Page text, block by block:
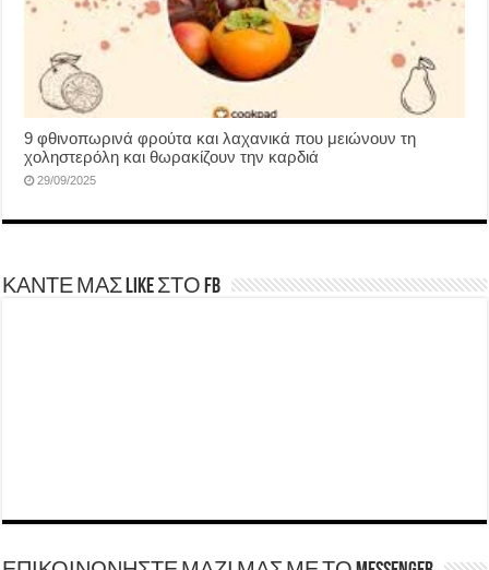
9 φθινοπωρινά φρούτα και λαχανικά που μειώνουν τη
χοληστερόλη και θωρακίζουν την καρδιά
29/09/2025
ΚΑΝΤΕ ΜΑΣ LIKE ΣΤΟ FB